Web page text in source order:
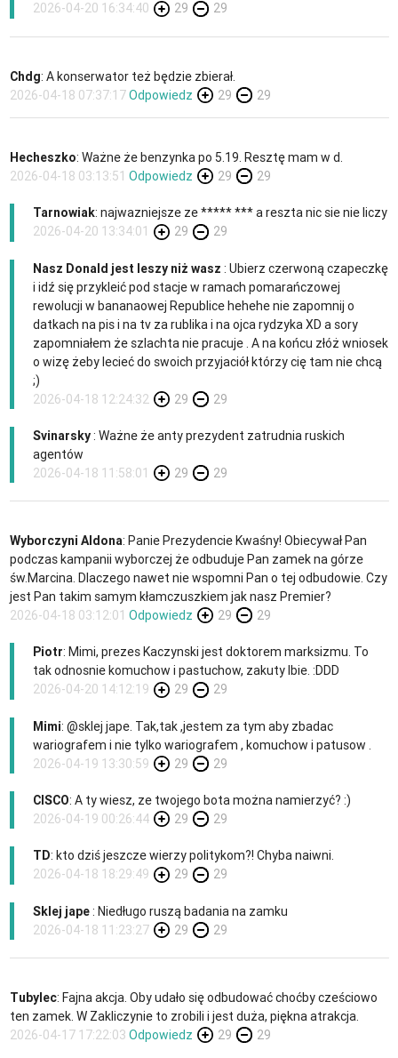
2026-04-20 16:34:40 29 29
Chdg: A konserwator też będzie zbierał.
2026-04-18 07:37:17Odpowiedz 29 29
Hecheszko: Ważne że benzynka po 5.19. Resztę mam w d.
2026-04-18 03:13:51 Odpowiedz 29 29
Tarnowiak: najwazniejsze ze ***** *** a reszta nic sie nie liczy
2026-04-20 13:34:01
29 29
Nasz Donald jest leszy niż wasz : Ubierz czerwoną czapeczkę
i idź się przykleić pod stacje w ramach pomarańczowej
rewolucji w bananaowej Republice hehehe nie zapomnij o
datkach na pis i na tv za rublika i na ojca rydzyka XD a sory
zapomniałem że szlachta nie pracuje . A na końcu złóż wniosek
o wizę żeby lecieć do swoich przyjaciół którzy cię tam nie chcą
;)
2026-04-18 12:24:32
29 29
Svinarsky: Ważne że anty prezydent zatrudnia ruskich
agentów
2026-04-18 11:58:01
29 29
Wyborczyni Aldona: Panie Prezydencie Kwaśny! Obiecywał Pan
podczas kampanii wyborczej że odbuduje Pan zamek na górze
św.Marcina. Dlaczego nawet nie wspomni Pan o tej odbudowie. Czy
jest Pan takim samym kłamczuszkiem jak nasz Premier?
2026-04-18 03:12:01 Odpowiedz 29 29
Piotr: Mimi, prezes Kaczynski jest doktorem marksizmu. To
tak odnosnie komuchow i pastuchow, zakuty lbie. :DDD
2026-04-20 14:12:19
29 29
Mimi: @sklej jape. Tak,tak ,jestem za tym aby zbadac
wariografem i nie tylko wariografem , komuchow i patusow .
2026-04-19 13:30:59
29 29
CISCO: A ty wiesz, ze twojego bota można namierzyć? :)
2026-04-19 00:26:44
29 29
TD: kto dziś jeszcze wierzy politykom?! Chyba naiwni.
2026-04-18 18:29:49
29 29
Sklej jape: Niedługo ruszą badania na zamku
2026-04-18 11:23:27
29 29
Tubylec: Fajna akcja. Oby udało się odbudować choćby cześciowo
ten zamek. W Zakliczynie to zrobili i jest duża, piękna atrakcja.
2026-04-17 17:22:03 Odpowiedz 29 29